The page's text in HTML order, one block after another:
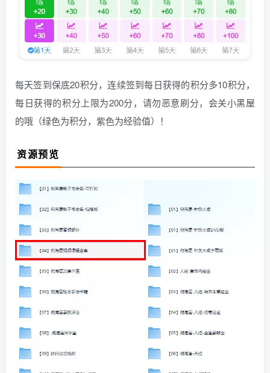
每天签到保底20积分，连续签到每日获得的积分多10积分，
每日获得的积分上限为200分，请勿恶意刷分，会关小黑屋
的哦（绿色为积分，紫色为经验值）！
资源预览